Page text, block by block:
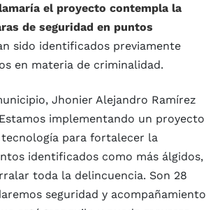
el proyecto contempla la
de seguridad en puntos
sido identificados previamente
en materia de criminalidad.
Jhonier Alejandro Ramírez
implementando un proyecto
para fortalecer la
identificados como más álgidos,
toda la delincuencia. Son 28
seguridad y acompañamiento